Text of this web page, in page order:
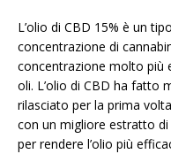
L’olio di CBD 15% è un
concentrazione di
concentrazione molto più
oli. L’olio di CBD ha fatto
rilasciato per la prima
con un migliore estratto
per rendere l’olio più